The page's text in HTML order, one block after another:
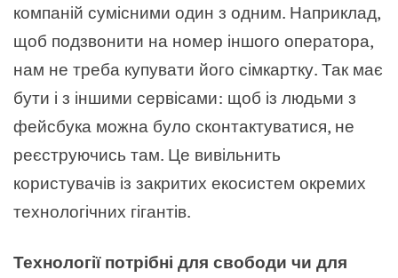
компаній сумісними один з одним. Наприклад,
щоб подзвонити на номер іншого оператора,
нам не треба купувати його сімкартку. Так має
бути і з іншими сервісами: щоб із людьми з
фейсбука можна було сконтактуватися, не
реєструючись там. Це вивільнить
користувачів із закритих екосистем окремих
технологічних гігантів.
Технології потрібні для свободи чи для